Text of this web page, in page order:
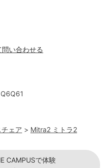
ェア > Mitra2 ミトラ2
い合わせる
CAMPUSで体験